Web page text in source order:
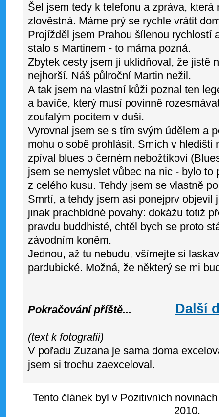
Šel jsem tedy k telefonu a zpráva, která
zlověstná. Máme prý se rychle vrátit
Projížděl jsem Prahou šílenou rychlostí
stalo s Martinem - to máma pozná.
Zbytek cesty jsem ji uklidňoval, že jistě
nejhorší. Náš půlroční Martin nežil.
A tak jsem na vlastní kůži poznal ten
a baviče, který musí povinně
zoufalým pocitem v duši.
Vyrovnal jsem se s tím svým údělem a
mohu o sobě prohlásit. Smích v hledišti
zpíval blues o černém nebožtíkovi
jsem se nemyslet vůbec na nic - bylo
z celého kusu. Tehdy jsem se vlastně
Smrtí, a tehdy jsem asi ponejprv objevil
jinak prachbídné povahy: dokážu totiž
pravdu buddhisté, chtěl bych se proto
závodním koněm.
Jednou, až tu nebudu, všímejte si
pardubické. Možná, že některý se mi
Pokračování příště... Další
(text k fotografii)
V pořadu Zuzana je sama doma
jsem si trochu zaexceloval.
Tento článek byl v Pozitivních
2010.